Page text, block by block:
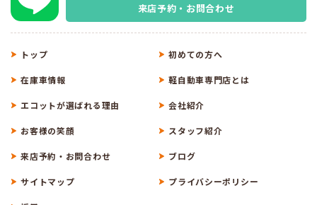
来店予約・お問合わせ
トップ 初めての方へ
在庫車情報 軽自動車専門店とは
エコットが選ばれる理由 会社紹介
お客様の笑顔 スタッフ紹介
来店予約・お問合わせ ブログ
サイトマップ プライバシーポリシー